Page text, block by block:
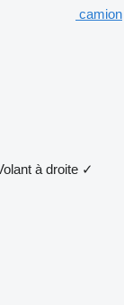
camion
à droite ✓